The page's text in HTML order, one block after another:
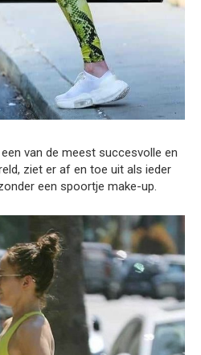
van de meest succesvolle en
ziet er af en toe uit als ieder
een spoortje make-up.